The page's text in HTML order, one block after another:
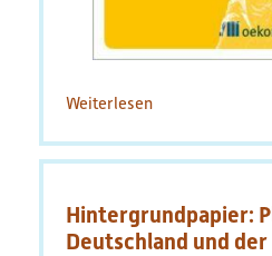
Weiterlesenüber
auf
kommunaler
Hintergrundpapier:
Deutschland und der